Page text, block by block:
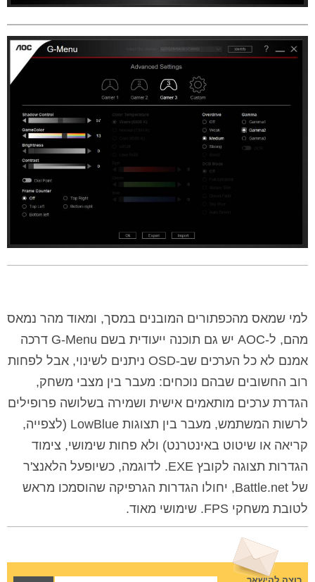
למי שמאס מהכפתורים המובנים במסך, ומאוד מהר נמאס
מהם, ל-AOC יש גם תוכנה ייעודית בשם G-Menu דרכה
אמנם לא כל הערכים שב-OSD ניתנים לשינוי, אבל לפחות
רוב החשובים שבהם נוכחים: מעבר בין מצבי משחק,
הגדרת ערכים מותאמים אישית ושמירה בשלושה פרופילים
לרשות המשתמש, מעבר בין תצוגות LowBlue (לצפייה,
קריאה או שיטוט באינטרנט) ולא פחות שימושי, צימוד
הגדרות תצוגה לקובץ EXE. לדוגמה, כשיופעל הלאנצ'ר
של Battle.net, יחולו הגדרות הגרפיקה שהוסמכו מראש
לטובת משחקי FPS. שימושי מאוד.